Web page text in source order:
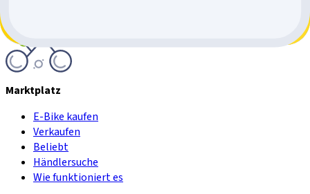
Marktplatz
E-Bike kaufen
Verkaufen
Beliebt
Händlersuche
Wie funktioniert es